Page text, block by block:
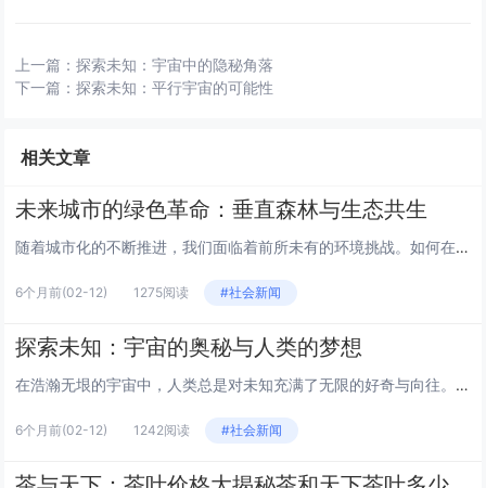
上一篇：探索未知：宇宙中的隐秘角落
下一篇：探索未知：平行宇宙的可能性
相关文章
未来城市的绿色革命：垂直森林与生态共生
随着城市化的不断推进，我们面临着前所未有的环境挑战。如何在有限的空间内实现可持续发展，成为了城市规划者和建筑师们的新课...
6个月前(02-12) 1275阅读 #社会新闻
探索未知：宇宙的奥秘与人类的梦想
在浩瀚无垠的宇宙中，人类总是对未知充满了无限的好奇与向往。自古以来，我们仰望星空，试图解读那些闪烁的星辰所蕴含的秘密。...
6个月前(02-12) 1242阅读 #社会新闻